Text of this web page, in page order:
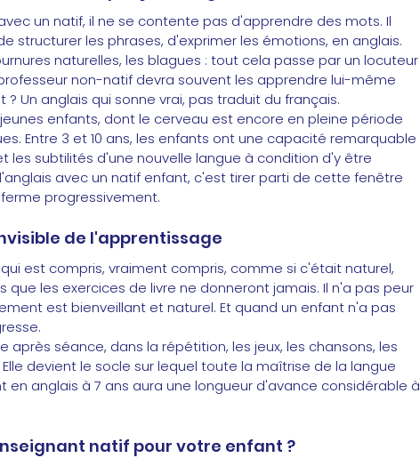
un natif, il ne se contente pas d'apprendre des mots. Il
structurer les phrases, d'exprimer les émotions, en anglais.
naturelles, les blagues : tout cela passe par un locuteur
non-natif devra souvent les apprendre lui-même
Un anglais qui sonne vrai, pas traduit du français.
enfants, dont le cerveau est encore en pleine période
Entre 3 et 10 ans, les enfants ont une capacité remarquable
les subtilités d'une nouvelle langue à condition d'y être
avec un natif enfant, c'est tirer parti de cette fenêtre
progressivement.
de l'apprentissage
est compris, vraiment compris, comme si c'était naturel,
les exercices de livre ne donneront jamais. Il n'a pas peur
est bienveillant et naturel. Et quand un enfant n'a pas
séance, dans la répétition, les jeux, les chansons, les
devient le socle sur lequel toute la maîtrise de la langue
en anglais à 7 ans aura une longueur d'avance considérable à
natif pour votre enfant ?